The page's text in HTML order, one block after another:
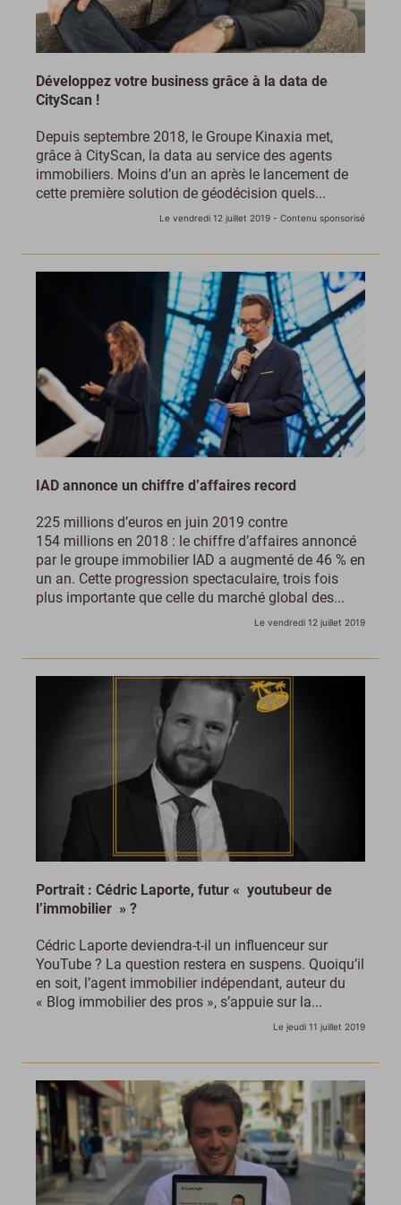
Développez votre business grâce à la data de
CityScan !
Depuis septembre 2018, le Groupe Kinaxia met,
grâce à CityScan, la data au service des agents
immobiliers. Moins d’un an après le lancement de
cette première solution de géodécision quels...
Le vendredi 12 juillet 2019 - Contenu sponsorisé
IAD annonce un chiffre d’affaires record
225 millions d’euros en juin 2019 contre
154 millions en 2018 : le chiffre d’affaires annoncé
par le groupe immobilier IAD a augmenté de 46 % en
un an. Cette progression spectaculaire, trois fois
plus importante que celle du marché global des...
Le vendredi 12 juillet 2019
Portrait : Cédric Laporte, futur « youtubeur de
l’immobilier » ?
Cédric Laporte deviendra-t-il un influenceur sur
YouTube ? La question restera en suspens. Quoiqu’il
en soit, l’agent immobilier indépendant, auteur du
« Blog immobilier des pros », s’appuie sur la...
Le jeudi 11 juillet 2019